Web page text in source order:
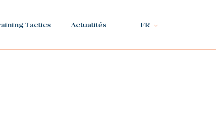
Tactics Actualités FR